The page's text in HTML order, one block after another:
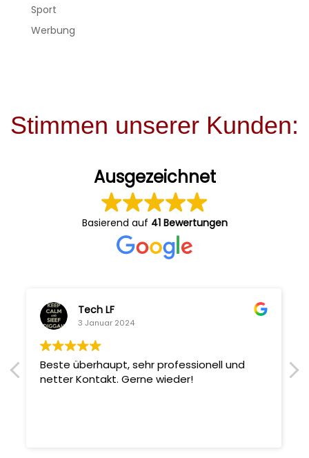
Sport
Werbung
Stimmen unserer Kunden:
Ausgezeichnet
Basierend auf 41 Bewertungen
Tech LF
3 Januar 2024
Beste überhaupt, sehr professionell und
netter Kontakt. Gerne wieder!